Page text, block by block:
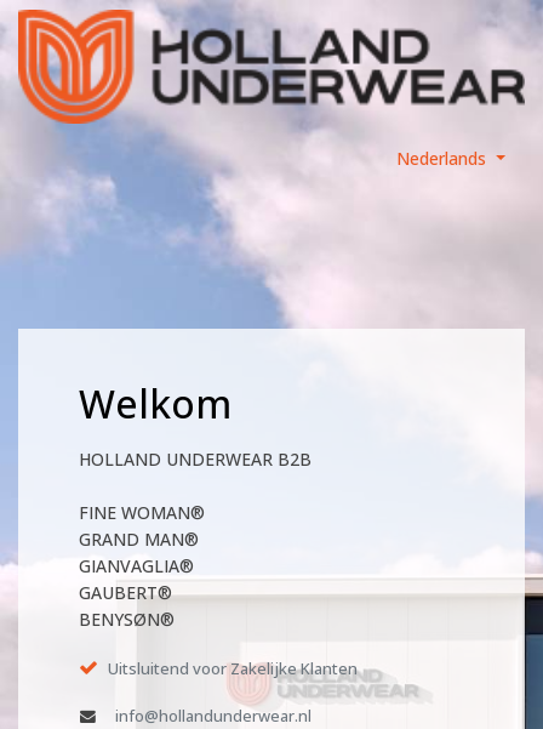
Nederlands
Welkom
HOLLAND UNDERWEAR B2B
FINE WOMAN®
GRAND MAN®
GIANVAGLIA®
GAUBERT®
BENYSØN®
Uitsluitend voor Zakelijke Klanten
info@hollandunderwear.nl